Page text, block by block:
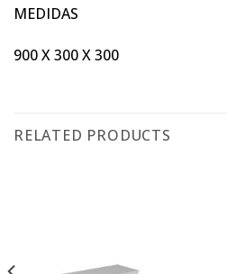
MEDIDAS
900 X 300 X 300
RELATED PRODUCTS